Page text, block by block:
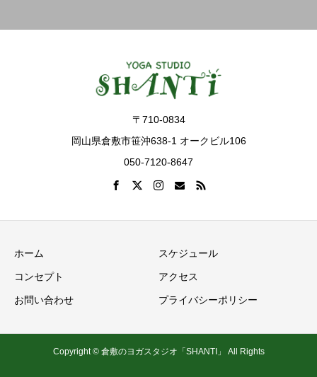
〒710-0834
岡山県倉敷市笹沖638-1 オークビル106
050-7120-8647
ホーム スケジュール
コンセプト アクセス
お問い合わせ プライバシーポリシー
Copyright © 倉敷のヨガスタジオ「SHANTI」 All Rights